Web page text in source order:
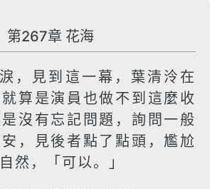
第267章 花海
，見到這一幕，葉清泠在
算是演員也做不到這麼收
沒有忘記問題，詢問一般
，見後者點了點頭，尷尬
然，「可以。」